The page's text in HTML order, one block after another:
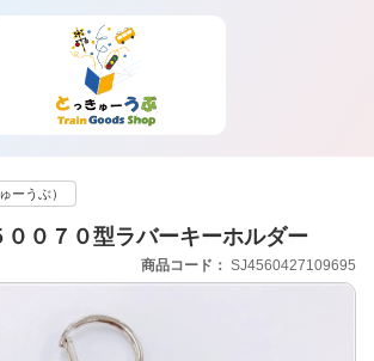
００７０型ラバーキーホルダー
ーうぶ）
商品コード SJ4560427109695